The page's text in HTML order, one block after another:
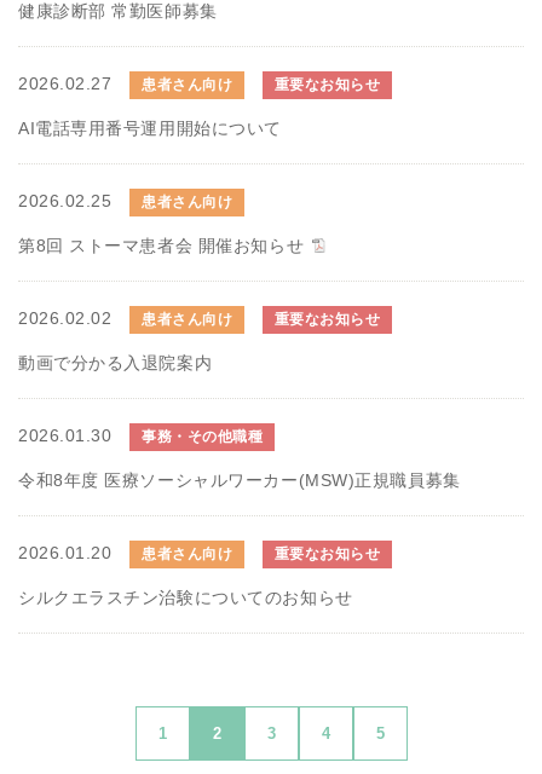
健康診断部 常勤医師募集
2026.02.27 患者さん向け 重要なお知らせ
AI電話専用番号運用開始について
2026.02.25 患者さん向け
第8回 ストーマ患者会 開催お知らせ
2026.02.02 患者さん向け 重要なお知らせ
動画で分かる入退院案内
2026.01.30 事務・その他職種
令和8年度 医療ソーシャルワーカー(MSW)正規職員募集
2026.01.20 患者さん向け 重要なお知らせ
シルクエラスチン治験についてのお知らせ
1 2 3 4 5